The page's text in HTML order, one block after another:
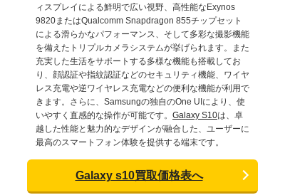
ィスプレイによる鮮明で広い視野、高性能なExynos
9820またはQualcomm Snapdragon 855チップセット
による滑らかなパフォーマンス、そして多彩な撮影機能
を備えたトリプルカメラシステムが挙げられます。また
充実した生活をサポートする多様な機能も搭載してお
り、顔認証や指紋認証などのセキュリティ機能、ワイヤ
レス充電や逆ワイヤレス充電などの便利な機能が利用で
きます。さらに、Samsungの独自のOne UIにより、使
いやすく直感的な操作が可能です。 Galaxy S10は、卓
越した性能と魅力的なデザインが融合した、ユーザーに
最高のスマートフォン体験を提供する端末です。
Galaxy s10買取価格表へ